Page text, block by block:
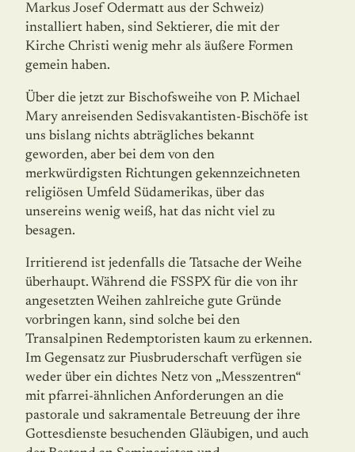
Markus Josef Odermatt aus der Schweiz)
installiert haben, sind Sektierer, die mit der
Kirche Christi wenig mehr als äußere Formen
gemein haben.
Über die jetzt zur Bischofsweihe von P. Michael
Mary anreisenden Sedisvakantisten-Bischöfe ist
uns bislang nichts abträgliches bekannt
geworden, aber bei dem von den
merkwürdigsten Richtungen gekennzeichneten
religiösen Umfeld Südamerikas, über das
unsereins wenig weiß, hat das nicht viel zu
besagen.
Irritierend ist jedenfalls die Tatsache der Weihe
überhaupt. Während die FSSPX für die von ihr
angesetzten Weihen zahlreiche gute Gründe
vorbringen kann, sind solche bei den
Transalpinen Redemptoristen kaum zu erkennen.
Im Gegensatz zur Piusbruderschaft verfügen sie
weder über ein dichtes Netz von „Messzentren“
mit pfarrei-ähnlichen Anfor­derungen an die
pastorale und sakramentale Betreuung der ihre
Gottesdienste besuchen­den Gläubigen, und auch